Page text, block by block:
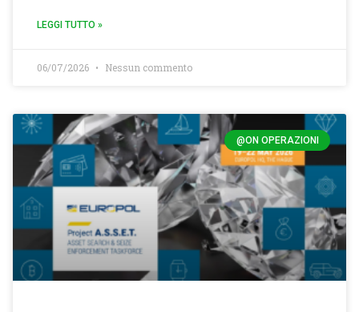
LEGGI TUTTO »
06/07/2026 Nessun commento
@ON OPERAZIONI